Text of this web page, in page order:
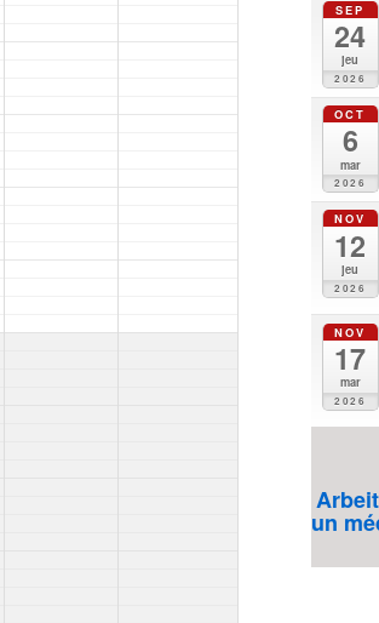
SEP
24
jeu
2026
OCT
6
mar
2026
NOV
12
jeu
2026
NOV
17
mar
2026
Sie suchen einen
Vous recherchez un